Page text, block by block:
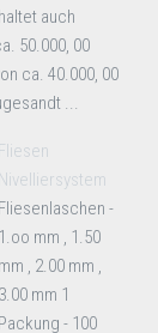
auch
50.000, 00
ca. 40.000, 00
...
Fliesen
Nivelliersystem
Fliesenlaschen -
1.oo mm , 1.50
mm , 2.00 mm ,
3.00 mm 1
Packung - 100